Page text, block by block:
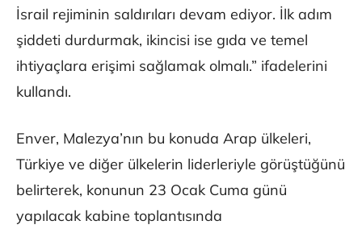
İsrail rejiminin saldırıları devam ediyor. İlk adım
şiddeti durdurmak, ikincisi ise gıda ve temel
ihtiyaçlara erişimi sağlamak olmalı.” ifadelerini
kullandı.
Enver, Malezya’nın bu konuda Arap ülkeleri,
Türkiye ve diğer ülkelerin liderleriyle görüştüğünü
belirterek, konunun 23 Ocak Cuma günü
yapılacak kabine toplantısında